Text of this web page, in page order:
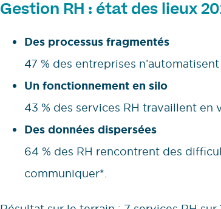
Gestion RH : état des lieux
Des processus fragmentés
47 % des entreprises
Un fonctionnement en silo
43 % des services RH travaillent en
Des données dispersées
64 % des RH rencontrent des
communiquer*.